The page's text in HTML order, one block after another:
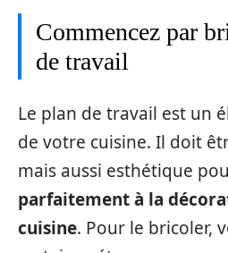
Commencez par
de travail
Le plan de travail est un
de votre cuisine. Il doit
mais aussi esthétique
parfaitement à la
cuisine. Pour le bricoler,